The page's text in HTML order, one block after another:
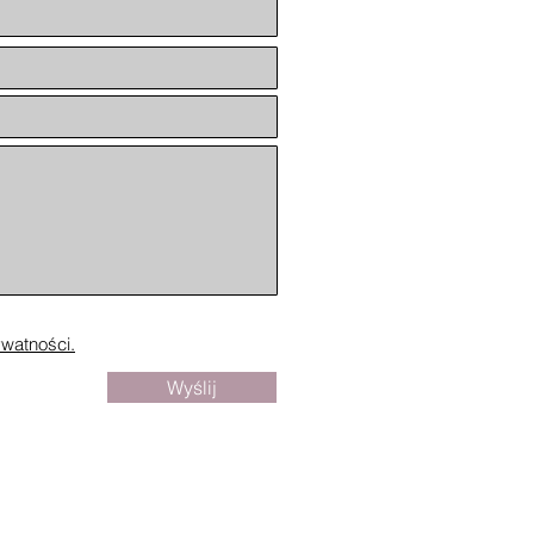
i wrażliwość na
i
z psychologii sportu na
Wyślij